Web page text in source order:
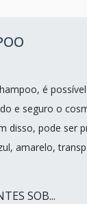
é
e seguro o
disso, pode ser
amarelo,
SOB...